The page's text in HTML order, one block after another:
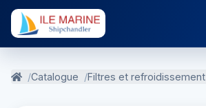
Catalogue Filtres et refroidissement